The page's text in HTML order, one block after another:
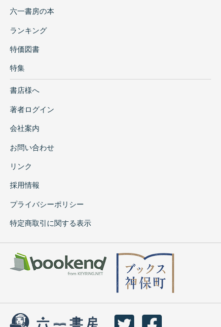
六一書房の本
ランキング
特価図書
特集
書店様へ
著者ログイン
会社案内
お問い合わせ
リンク
採用情報
プライバシーポリシー
特定商取引に関する表示